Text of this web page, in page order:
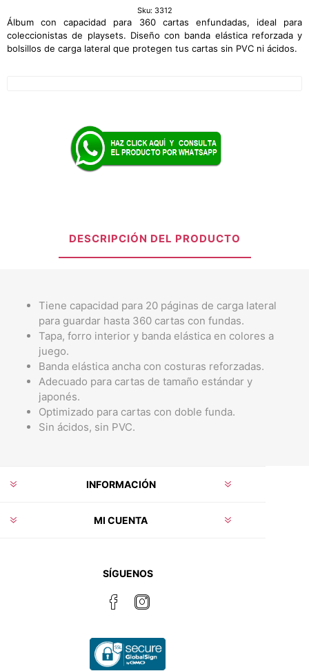
Sku: 3312
Álbum con capacidad para 360 cartas enfundadas, ideal para
coleccionistas de playsets. Diseño con banda elástica reforzada y
bolsillos de carga lateral que protegen tus cartas sin PVC ni ácidos.
DESCRIPCIÓN DEL PRODUCTO
Tiene capacidad para 20 páginas de carga lateral
para guardar hasta 360 cartas con fundas.
Tapa, forro interior y banda elástica en colores a
juego.
Banda elástica ancha con costuras reforzadas.
Adecuado para cartas de tamaño estándar y
japonés.
Optimizado para cartas con doble funda.
Sin ácidos, sin PVC.
INFORMACIÓN
MI CUENTA
SÍGUENOS